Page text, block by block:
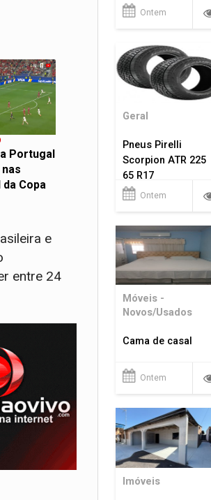
Portugal
Copa
e
entre 24
VELHO RO.
Ontem
Geral
Pneus Pirelli
Scorpion ATR 225
65 R17
Ontem
Móveis -
Novos/Usados
Cama de casal
Ontem
Imóveis